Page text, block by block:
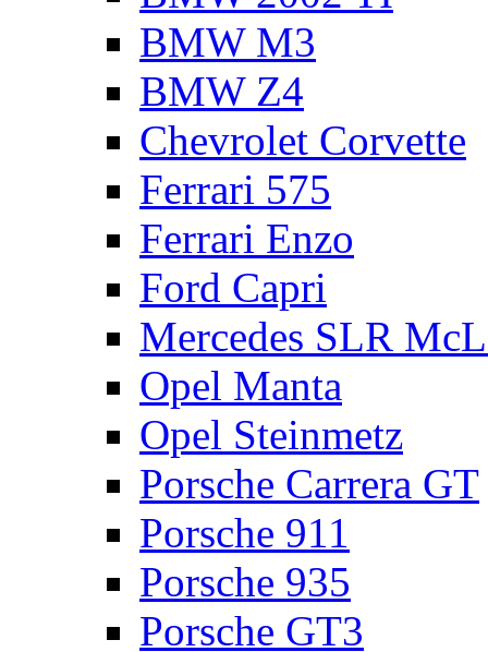
BMW M3
BMW Z4
Chevrolet Corvette
Ferrari 575
Ferrari Enzo
Ford Capri
Mercedes SLR
Opel Manta
Opel Steinmetz
Porsche Carrera GT
Porsche 911
Porsche 935
Porsche GT3